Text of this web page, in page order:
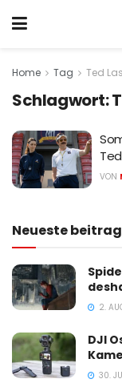
Home Tag Ted
Schlagwort:
VON
Neueste
2.
DJI
30.